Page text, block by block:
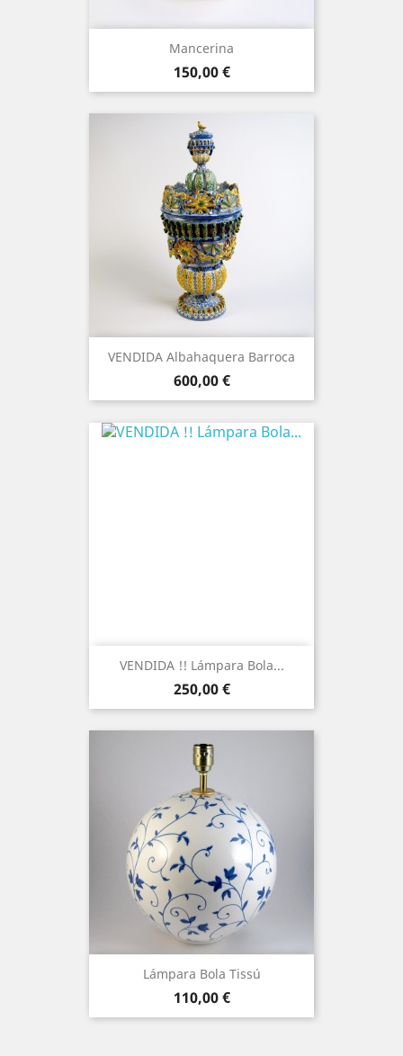
Mancerina
Precio
150,00 €
VENDIDA Albahaquera Barroca
Precio
600,00 €
VENDIDA !! Lámpara Bola...
Precio
250,00 €
Lámpara Bola Tissú
Precio
110,00 €